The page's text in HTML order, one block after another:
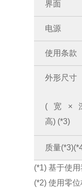
界面
电源
使用条款
外形尺寸
(宽×
高) (*3)
质量
(*1) 基于使
(*2) 使用零